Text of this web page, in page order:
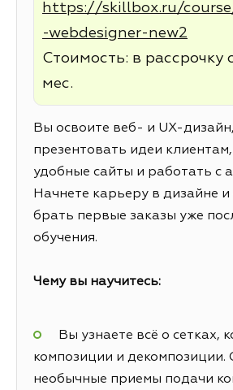
https://skillbox.ru/
-webdesigner-new2
Стоимость: в рассрочку
мес.
Вы освоите веб- и UX-
презентовать идеи
удобные сайты и работать с
Начнете карьеру в дизайне и
брать первые заказы уже
обучения.
Чему вы научитесь:
Вы узнаете всё о сетках,
композиции и декомпозиции.
необычные приемы подачи